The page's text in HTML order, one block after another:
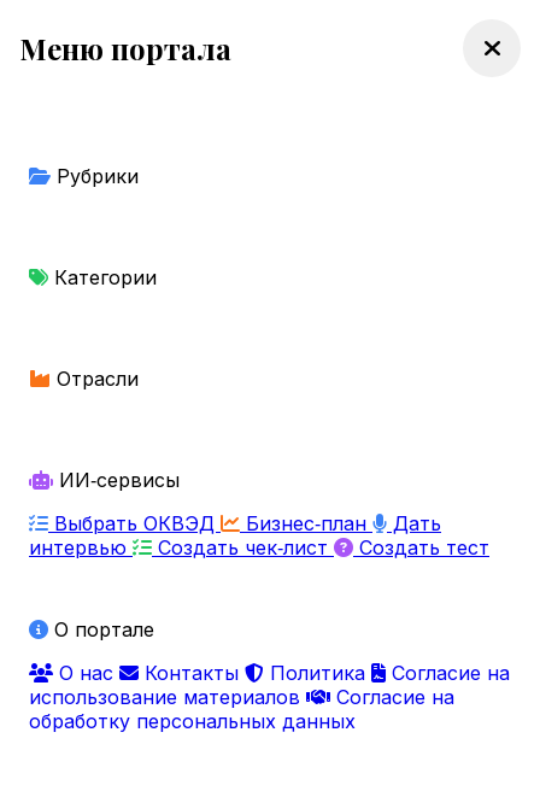
Меню портала
Рубрики
Категории
Отрасли
ИИ‑сервисы
Выбрать ОКВЭД
Бизнес‑план
Дать
интервью
Создать чек‑лист Создать тест
О портале
О нас
Контакты Политика
Согласие на
использование материалов
Согласие на
обработку персональных данных